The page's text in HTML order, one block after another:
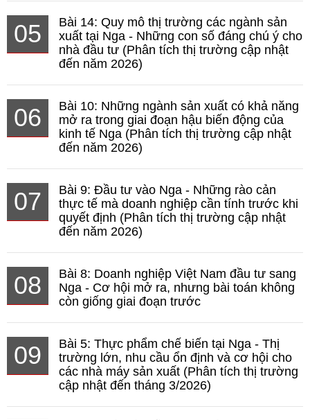
05
Bài 14: Quy mô thị trường các ngành sản
xuất tại Nga - Những con số đáng chú ý cho
nhà đầu tư (Phân tích thị trường cập nhật
đến năm 2026)
06
Bài 10: Những ngành sản xuất có khả năng
mở ra trong giai đoạn hậu biến động của
kinh tế Nga (Phân tích thị trường cập nhật
đến năm 2026)
07
Bài 9: Đầu tư vào Nga - Những rào cản
thực tế mà doanh nghiệp cần tính trước khi
quyết định (Phân tích thị trường cập nhật
đến năm 2026)
08
Bài 8: Doanh nghiệp Việt Nam đầu tư sang
Nga - Cơ hội mở ra, nhưng bài toán không
còn giống giai đoạn trước
09
Bài 5: Thực phẩm chế biến tại Nga - Thị
trường lớn, nhu cầu ổn định và cơ hội cho
các nhà máy sản xuất (Phân tích thị trường
cập nhật đến tháng 3/2026)